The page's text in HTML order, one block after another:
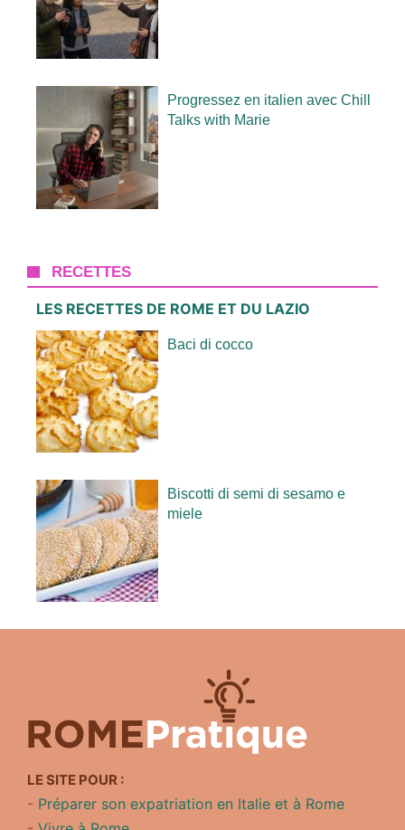
Progressez en italien avec Chill
Talks with Marie
RECETTES
LES RECETTES DE ROME ET DU LAZIO
Baci di cocco
Biscotti di semi di sesamo e
miele
LE SITE POUR :
- Préparer son expatriation en Italie et à Rome